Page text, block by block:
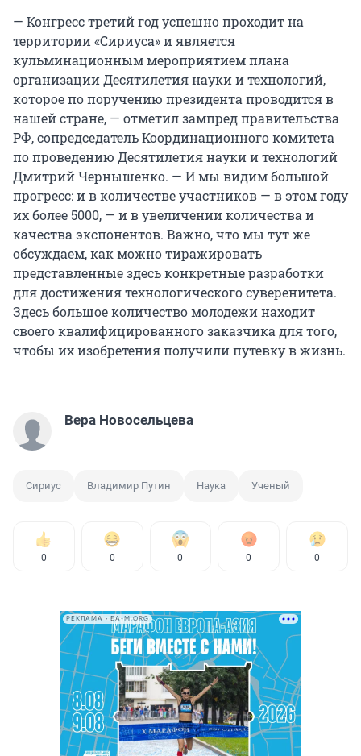
— Конгресс третий год успешно проходит на
территории «Сириуса» и является
кульминационным мероприятием плана
организации Десятилетия науки и технологий,
которое по поручению президента проводится в
нашей стране, — отметил зампред правительства
РФ, сопредседатель Координационного комитета
по проведению Десятилетия науки и технологий
Дмитрий Чернышенко. — И мы видим большой
прогресс: и в количестве участников — в этом году
их более 5000, — и в увеличении количества и
качества экспонентов. Важно, что мы тут же
обсуждаем, как можно тиражировать
представленные здесь конкретные разработки
для достижения технологического суверенитета.
Здесь большое количество молодежи находит
своего квалифицированного заказчика для того,
чтобы их изобретения получили путевку в жизнь.
Вера Новосельцева
Сириус Владимир Путин Наука Ученый
0 0 0 0 0
РЕКЛАМА • EA-M.ORG